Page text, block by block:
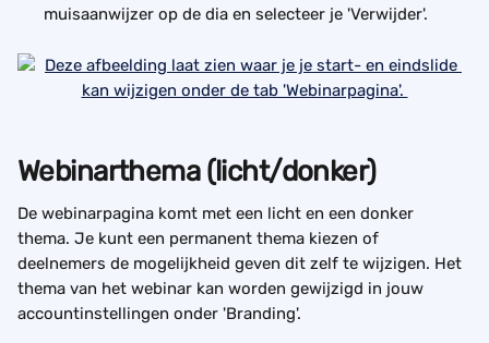
muisaanwijzer op de dia en selecteer je 'Verwijder'.
Webinarthema (licht/donker)
De webinarpagina komt met een licht en een donker
thema. Je kunt een permanent thema kiezen of
deelnemers de mogelijkheid geven dit zelf te wijzigen. Het
thema van het webinar kan worden gewijzigd in jouw
accountinstellingen onder 'Branding'.